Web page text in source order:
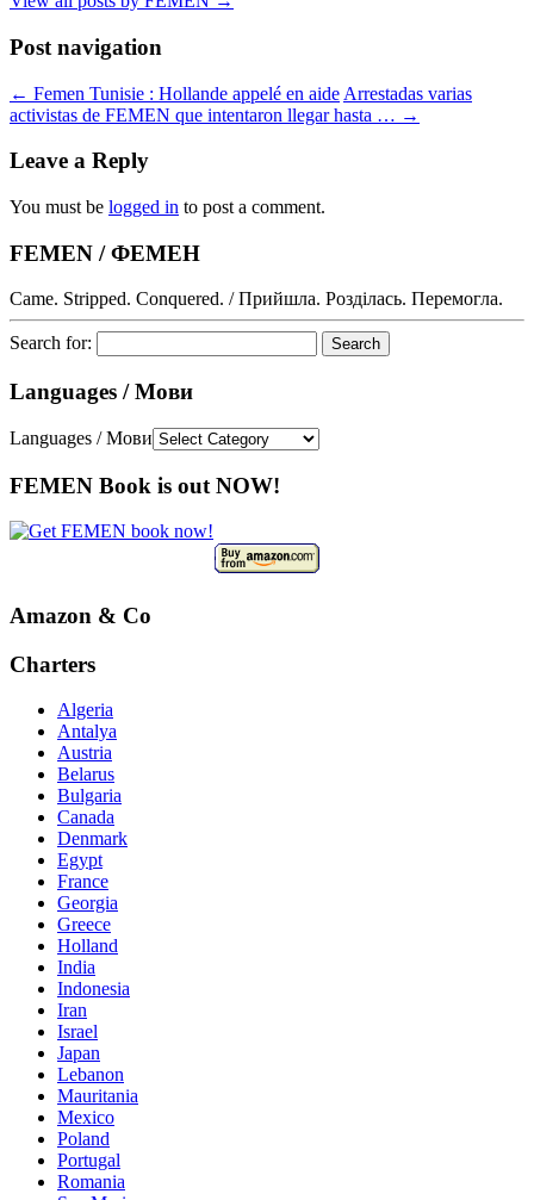
Post navigation
← Femen Tunisie : Hollande appelé en aide Arrestadas varias
activistas de FEMEN que intentaron llegar hasta … →
Leave a Reply
You must be logged in to post a comment.
FEMEN / ФЕМЕН
Came. Stripped. Conquered. / Прийшла. Розділась. Перемогла.
Search for:
Languages / Мови
Languages / Мови
FEMEN Book is out NOW!
Amazon & Co
Charters
Algeria
Antalya
Austria
Belarus
Bulgaria
Canada
Denmark
Egypt
France
Georgia
Greece
Holland
India
Indonesia
Iran
Israel
Japan
Lebanon
Mauritania
Mexico
Poland
Portugal
Romania